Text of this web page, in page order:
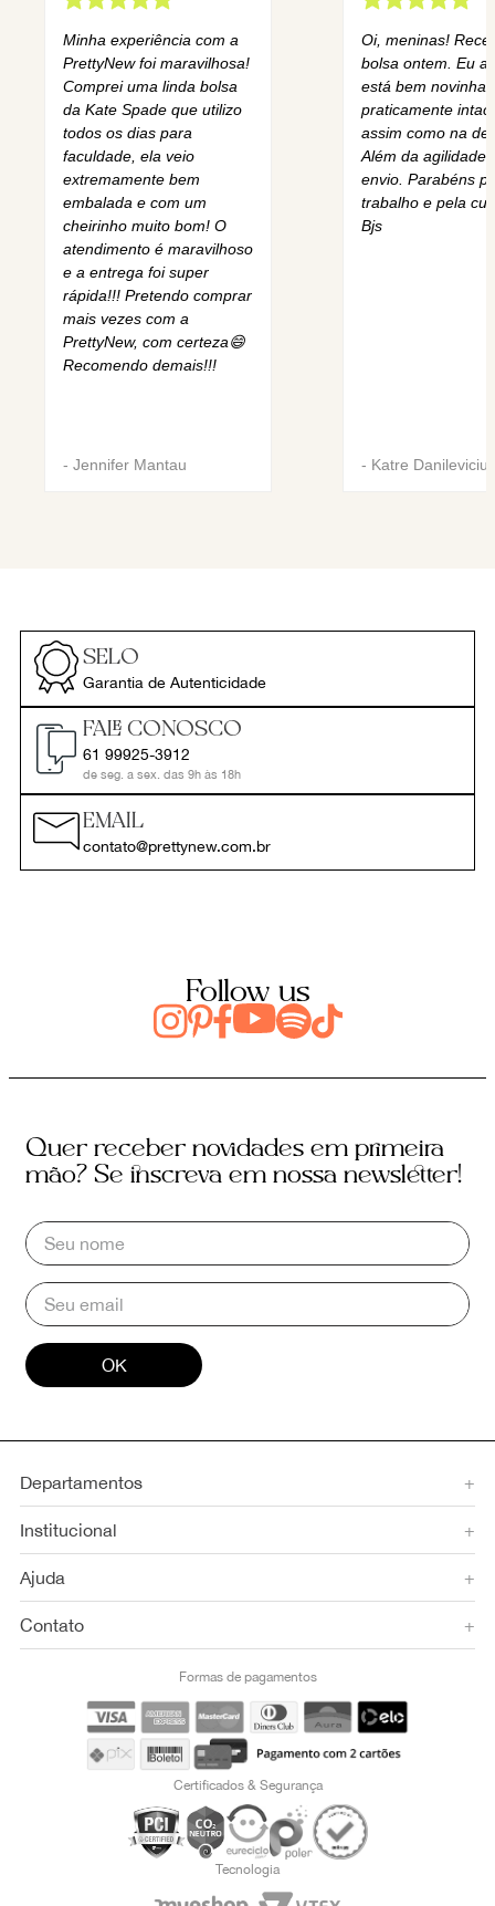
Minha experiência com a
PrettyNew foi maravilhosa!
Comprei uma linda bolsa
da Kate Spade que utilizo
todos os dias para
faculdade, ela veio
extremamente bem
embalada e com um
cheirinho muito bom! O
atendimento é maravilhoso
e a entrega foi super
rápida!!! Pretendo comprar
mais vezes com a
PrettyNew, com certeza😄
Recomendo demais!!!
- Jennifer Mantau
Oi, meninas!
bolsa ontem. Eu
está bem novinha,
praticamente
assim como na
Além da agilidade
envio. Parabéns
trabalho e pela
Bjs
- Katre Danilevicius
SELO
Garantia de Autenticidade
FALE CONOSCO
61 99925-3912
de seg. a sex. das 9h às 18h
EMAIL
contato@prettynew.com.br
Follow us
Quer receber novidades em primeira
mão? Se inscreva em nossa newsletter!
OK
Departamentos +
Institucional +
Ajuda +
Contato +
Formas de pagamentos
Certificados & Segurança
Tecnologia